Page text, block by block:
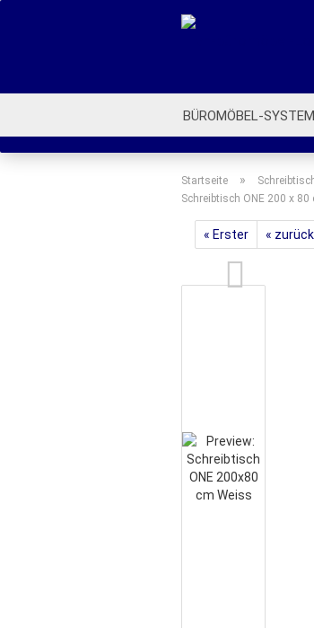
BÜROMÖBEL-
ROLLCONTAINER
Startseite »
Schreibtisch ONE 200 x 80
« Erster « zurück